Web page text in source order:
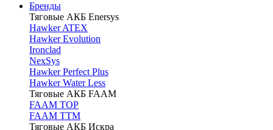
Бренды
Тяговые АКБ Enersys
Hawker ATEX
Hawker Evolution
Ironclad
NexSys
Hawker Perfect Plus
Hawker Water Less
Тяговые АКБ FAAM
FAAM TOP
FAAM TTM
Тяговые АКБ Искра